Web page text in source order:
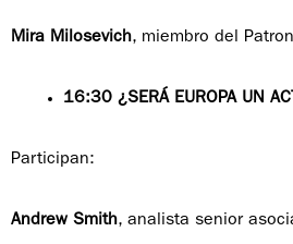
Mira Milosevich, miembro del
16:30 ¿SERÁ EUROPA UN
Participan:
Andrew Smith, analista senior